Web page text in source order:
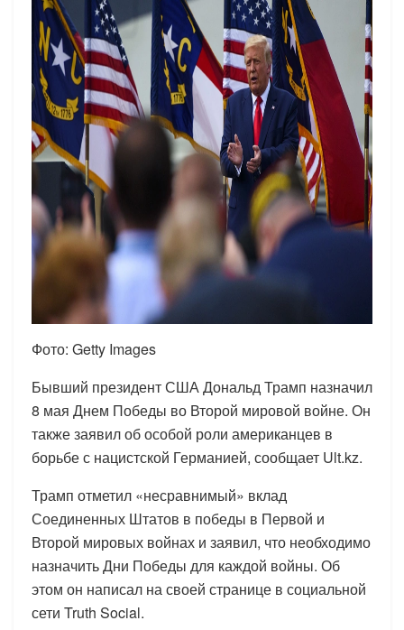
Фото: Getty Images
Бывший президент США Дональд Трамп назначил
8 мая Днем Победы во Второй мировой войне. Он
также заявил об особой роли американцев в
борьбе с нацистской Германией, сообщает Ult.kz.
Трамп отметил «несравнимый» вклад
Соединенных Штатов в победы в Первой и
Второй мировых войнах и заявил, что необходимо
назначить Дни Победы для каждой войны. Об
этом он написал на своей странице в социальной
сети Truth Social.